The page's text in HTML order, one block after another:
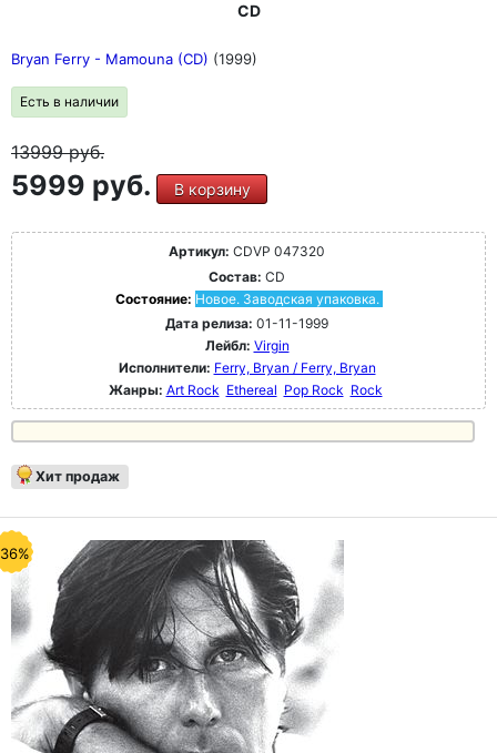
CD
Bryan Ferry - Mamouna (CD) (1999)
Есть в наличии
13999руб.
5999 руб. В корзину
Артикул: CDVP 047320
Состав: CD
Состояние: Новое. Заводская упаковка.
Дата релиза: 01-11-1999
Лейбл: Virgin
Исполнители: Ferry, Bryan / Ferry, Bryan
Жанры: Art Rock Ethereal Pop Rock Rock
Хит продаж